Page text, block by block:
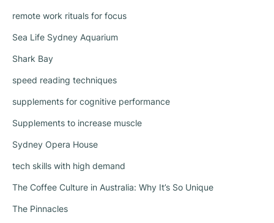
remote work rituals for focus
Sea Life Sydney Aquarium
Shark Bay
speed reading techniques
supplements for cognitive performance
Supplements to increase muscle
Sydney Opera House
tech skills with high demand
The Coffee Culture in Australia: Why It’s So Unique
The Pinnacles